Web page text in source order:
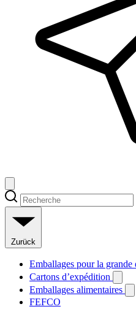
Zurück
Emballages pour la grande
Cartons d’expédition
Emballages alimentaires
FEFCO